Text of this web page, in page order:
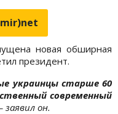
новая обширная
президент.
украинцы старше 60
современный
заявил он.